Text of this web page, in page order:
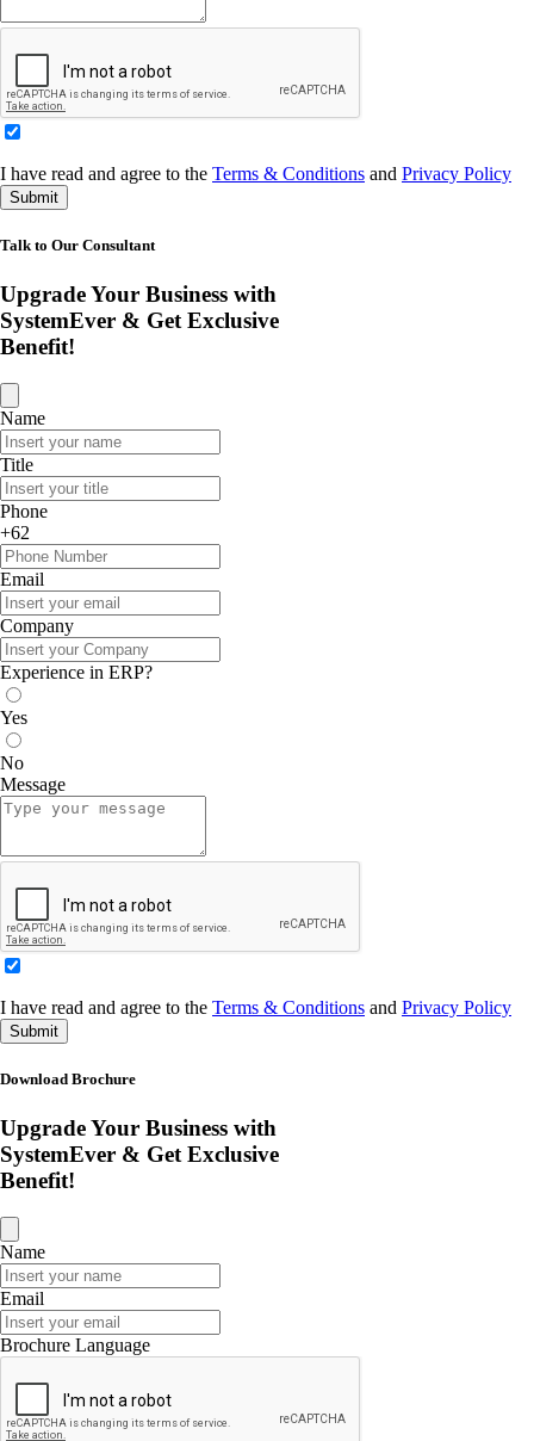
I have read and agree to the Terms & Conditions and Privacy Policy
Submit
Talk to Our Consultant
Upgrade Your Business with
SystemEver & Get Exclusive
Benefit!
Name
Title
Phone
+62
Email
Company
Experience in ERP?
Yes
No
Message
I have read and agree to the Terms & Conditions and Privacy Policy
Submit
Download Brochure
Upgrade Your Business with
SystemEver & Get Exclusive
Benefit!
Name
Email
Brochure Language